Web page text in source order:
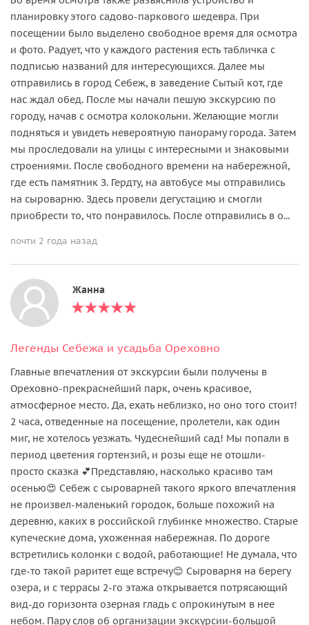
планировку этого садово-паркового шедевра. При
посещении было выделено свободное время для осмотра
и фото. Радует, что у каждого растения есть табличка с
подписью названий для интересующихся. Далее мы
отправились в город Себеж, в заведение Сытый кот, где
нас ждал обед. После мы начали пешую экскурсию по
городу, начав с осмотра колокольни. Желающие могли
подняться и увидеть невероятную панораму города. Затем
мы проследовали на улицы с интересными и знаковыми
строениями. После свободного времени на набережной,
где есть памятник З. Гердту, на автобусе мы отправились
на сыроварню. Здесь провели дегустацию и смогли
приобрести то, что понравилось. После отправились в о...
почти 2 года назад
Жанна
Легенды Себежа и усадьба Ореховно
Главные впечатления от экскурсии были получены в
Ореховно-прекраснейший парк, очень красивое,
атмосферное место. Да, ехать неблизко, но оно того стоит!
2 часа, отведенные на посещение, пролетели, как один
миг, не хотелось уезжать. Чудеснейший сад! Мы попали в
период цветения гортензий, и розы еще не отошли-
просто сказка 💕Представляю, насколько красиво там
осенью😍 Себеж с сыроварней такого яркого впечатления
не произвел-маленький городок, больше похожий на
деревню, каких в российской глубинке множество. Старые
купеческие дома, ухоженная набережная. По дороге
встретились колонки с водой, работающие! Не думала, что
где-то такой раритет еще встречу😊 Сыроварня на берегу
озера, и с террасы 2-го этажа открывается потрясающий
вид-до горизонта озерная гладь с опрокинутым в нее
небом. Пару слов об организации экскурсии-большой